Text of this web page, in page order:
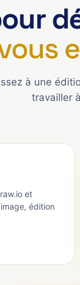
à une
travailler
et
édition